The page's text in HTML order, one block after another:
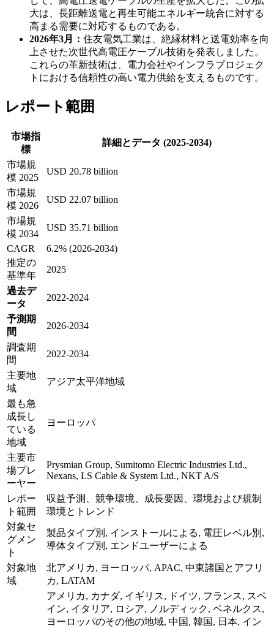
大は、長距離送電と再生可能エネルギー統合に対する
高まる需要に対応するものである。
2026年3月： 住友電気工業は、絶縁材料と送電効率を向
上させた次世代高電圧ケーブル技術を発表しました。
これらの革新技術は、電力会社やインフラプロジェク
トにおける信頼性の高い電力供給を支えるものです。
レポート範囲
市場指
標
詳細とデータ (2025-2034)
市場規
模 2025
USD 20.78 billion
市場規
模 2026
USD 22.07 billion
市場規
模 2034
USD 35.71 billion
CAGR
6.2% (2026-2034)
推定の
基準年
2025
過去デ
ータ
2022-2024
予測期
間
2026-2034
調査期
間
2022-2034
主要地
域
アジア太平洋地域
最も急
成長し
ている
地域
ヨーロッパ
主要市
場プレ
ーヤー
Prysmian Group, Sumitomo Electric Industries Ltd.,
Nexans, LS Cable & System Ltd., NKT A/S
レポー
ト範囲
収益予測、競争環境、成長要因、環境および規制
環境とトレンド
対象セ
グメン
ト
製品タイプ別, インストールによる, 電圧レベル別,
導体タイプ別, エンドユーザーによる
対象地
域
北アメリカ, ヨーロッパ, APAC, 中東諸国とアフリ
カ, LATAM
アメリカ, カナダ, イギリス, ドイツ, フランス, スペ
イン, イタリア, ロシア, ノルディック, ベネルクス,
ヨーロッパのその他の地域, 中国, 韓国, 日本, イン